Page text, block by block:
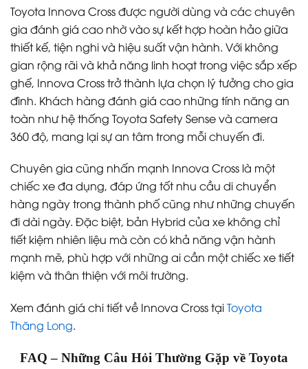
Toyota Innova Cross được người dùng và các chuyên
gia đánh giá cao nhờ vào sự kết hợp hoàn hảo giữa
thiết kế, tiện nghi và hiệu suất vận hành. Với không
gian rộng rãi và khả năng linh hoạt trong việc sắp xếp
ghế, Innova Cross trở thành lựa chọn lý tưởng cho gia
đình. Khách hàng đánh giá cao những tính năng an
toàn như hệ thống Toyota Safety Sense và camera
360 độ, mang lại sự an tâm trong mỗi chuyến đi.
Chuyên gia cũng nhấn mạnh Innova Cross là một
chiếc xe đa dụng, đáp ứng tốt nhu cầu di chuyển
hàng ngày trong thành phố cũng như những chuyến
đi dài ngày. Đặc biệt, bản Hybrid của xe không chỉ
tiết kiệm nhiên liệu mà còn có khả năng vận hành
mạnh mẽ, phù hợp với những ai cần một chiếc xe tiết
kiệm và thân thiện với môi trường.
Xem đánh giá chi tiết về Innova Cross tạiToyota
Thăng Long.
FAQ – Những Câu Hỏi Thường Gặp về Toyota